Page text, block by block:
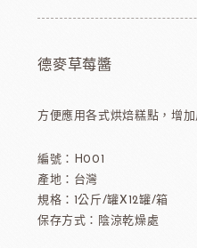
德麥草莓醬
方便應用各式烘焙糕點，增
編號：H001
產地：台灣
規格：1公斤/罐X12罐/箱
保存方式：陰涼乾燥處